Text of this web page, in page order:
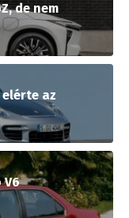
de nem
elérte az
V6